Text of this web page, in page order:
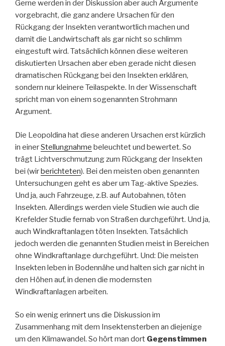
Gerne werden in der Diskussion aber auch Argumente
vorgebracht, die ganz andere Ursachen für den
Rückgang der Insekten verantwortlich machen und
damit die Landwirtschaft als gar nicht so schlimm
eingestuft wird. Tatsächlich können diese weiteren
diskutierten Ursachen aber eben gerade nicht diesen
dramatischen Rückgang bei den Insekten erklären,
sondern nur kleinere Teilaspekte. In der Wissenschaft
spricht man von einem sogenannten Strohmann
Argument.
Die Leopoldina hat diese anderen Ursachen erst kürzlich
in einerStellungnahme beleuchtet und bewertet. So
trägt Lichtverschmutzung zum Rückgang der Insekten
bei (wirberichteten). Bei den meisten oben genannten
Untersuchungen geht es aber um Tag-aktive Spezies.
Und ja, auch Fahrzeuge, z.B. auf Autobahnen, töten
Insekten. Allerdings werden viele Studien wie auch die
Krefelder Studie fernab von Straßen durchgeführt. Und ja,
auch Windkraftanlagen töten Insekten. Tatsächlich
jedoch werden die genannten Studien meist in Bereichen
ohne Windkraftanlage durchgeführt. Und: Die meisten
Insekten leben in Bodennähe und halten sich gar nicht in
den Höhen auf, in denen die modernsten
Windkraftanlagen arbeiten.
So ein wenig erinnert uns die Diskussion im
Zusammenhang mit dem Insektensterben an diejenige
um den Klimawandel. So hört man dort Gegenstimmen